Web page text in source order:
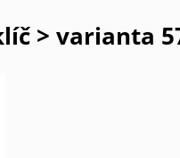
> varianta